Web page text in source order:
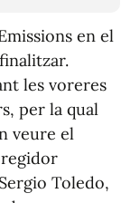
en el
les voreres
per la qual
veure el
regidor
Toledo,